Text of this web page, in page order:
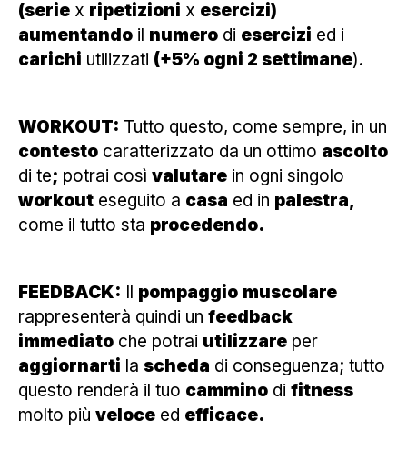
(serie x ripetizioni x esercizi)
aumentando il numero di esercizi ed i
carichi utilizzati (+5% ogni 2 settimane).
WORKOUT: Tutto questo, come sempre, in un
contesto caratterizzato da un ottimo ascolto
di te; potrai così valutare in ogni singolo
workout eseguito a casa ed in palestra,
come il tutto sta procedendo.
FEEDBACK: Il pompaggio muscolare
rappresenterà quindi un feedback
immediato che potrai utilizzare per
aggiornarti la scheda di conseguenza; tutto
questo renderà il tuo cammino di fitness
molto più veloce ed efficace.